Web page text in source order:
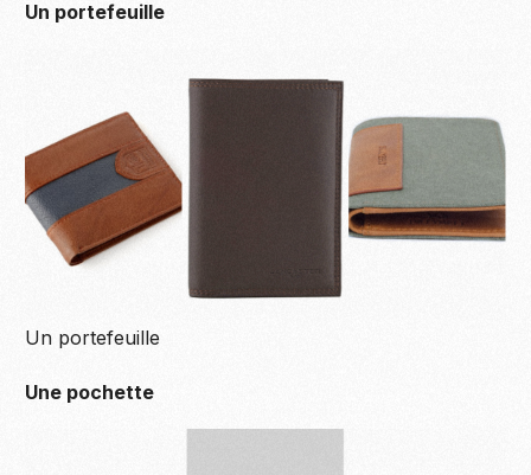
Un portefeuille
Un portefeuille
Une pochette